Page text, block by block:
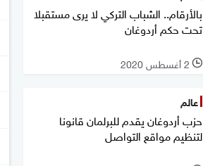
بالأرقام.. الشباب التركي لا يرى مستقبلا
تحت حكم أردوغان
l 2 أغسطس 2020
عالم
حزب أردوغان يقدم للبرلمان قانونا
لتنظيم مواقع التواصل